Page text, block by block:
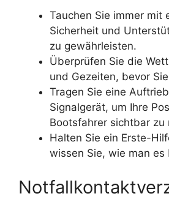
Tauchen Sie immer mit
Sicherheit und
zu gewährleisten.
Überprüfen Sie die
und Gezeiten, bevor
Tragen Sie eine
Signalgerät, um Ihre
Bootsfahrer sichtbar zu
Halten Sie ein Erste-
wissen Sie, wie man es